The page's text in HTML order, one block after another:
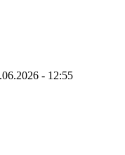
- 12:55